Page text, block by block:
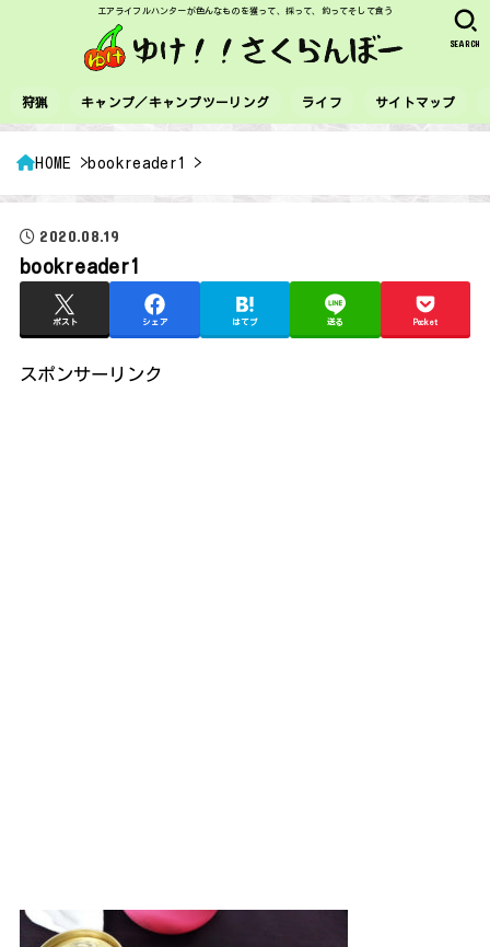
エアライフルハンターが色んなものを獲って、採って、釣ってそして食う
狩猟 キャンプ／キャンプツーリング ライフ サイトマップ
SEARCH
HOME bookreader1
2020.08.19
bookreader1
ポスト シェア はてブ 送る Pocket
スポンサーリンク